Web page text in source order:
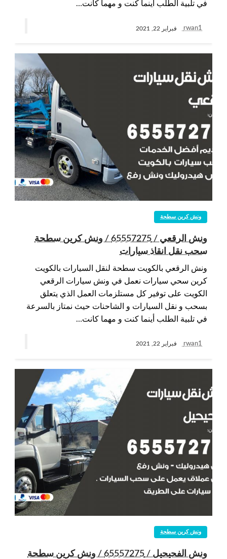
في تلبية الطلب أينما كنت و مهما كانت…
rwan1 فبراير 22, 2021
ونش كرين سطحة
ونش الرقعي / 65557275 / ونش كرين سطحة
سحب نقل انقاذ سيارات
ونش الرقعي بالكويت سطحة لنقل السيارات بالكويت
كرين سحي سيارات نعمل في ونش سيارات الرقعي
الكويت على توفير كل مستلزمات العمل الذي يتعلق
بسحب و نقل السيارات و الشاحنات حيث نمتاز بالسرعة
في تلبية الطلب أينما كنت و مهما كانت…
rwan1 فبراير 22, 2021
ونش كرين سطحة
ونش الفحيحيل / 65557275 / ونش كرين سطحة